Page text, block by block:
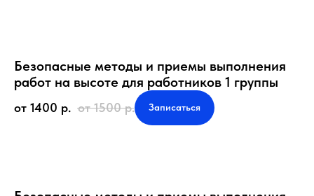
Безопасные методы и приемы выполнения
работ на высоте для работников 1 группы
от 1400 р. от 1500 р. Записаться